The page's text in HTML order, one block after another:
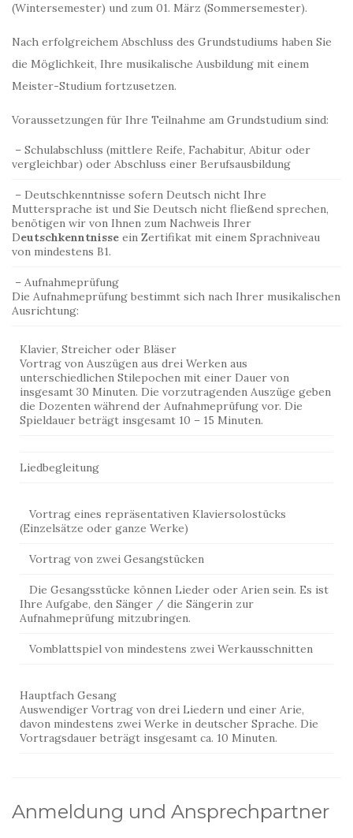
(Wintersemester) und zum 01. März (Sommersemester).
Nach erfolgreichem Abschluss des Grundstudiums haben Sie
die Möglichkeit, Ihre musikalische Ausbildung mit einem
Meister-Studium fortzusetzen.
Voraussetzungen für Ihre Teilnahme am Grundstudium sind:
– Schulabschluss (mittlere Reife, Fachabitur, Abitur oder
vergleichbar) oder Abschluss einer Berufsausbildung
– Deutschkenntnisse sofern Deutsch nicht Ihre
Muttersprache ist und Sie Deutsch nicht fließend sprechen,
benötigen wir von Ihnen zum Nachweis Ihrer
Deutschkenntnisse ein Zertifikat mit einem Sprachniveau
von mindestens B1.
– Aufnahmeprüfung
Die Aufnahmeprüfung bestimmt sich nach Ihrer musikalischen
Ausrichtung:
Klavier, Streicher oder Bläser
Vortrag von Auszügen aus drei Werken aus
unterschiedlichen Stilepochen mit einer Dauer von
insgesamt 30 Minuten. Die vorzutragenden Auszüge geben
die Dozenten während der Aufnahmeprüfung vor. Die
Spieldauer beträgt insgesamt 10 – 15 Minuten.
Liedbegleitung
Vortrag eines repräsentativen Klaviersolostücks
(Einzelsätze oder ganze Werke)
Vortrag von zwei Gesangstücken
Die Gesangsstücke können Lieder oder Arien sein. Es ist
Ihre Aufgabe, den Sänger / die Sängerin zur
Aufnahmeprüfung mitzubringen.
Vomblattspiel von mindestens zwei Werkausschnitten
Hauptfach Gesang
Auswendiger Vortrag von drei Liedern und einer Arie,
davon mindestens zwei Werke in deutscher Sprache. Die
Vortragsdauer beträgt insgesamt ca. 10 Minuten.
Anmeldung und Ansprechpartner